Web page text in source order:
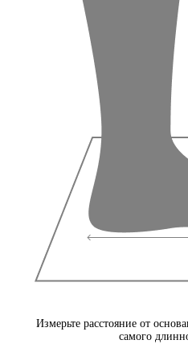
Измерьте расстояние от
самого